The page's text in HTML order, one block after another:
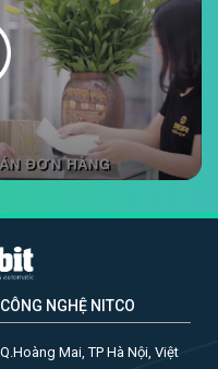
NGHỆ NITCO
Mai, TP Hà Nội, Việt